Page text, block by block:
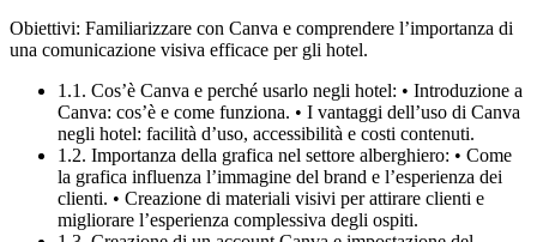
Obiettivi: Familiarizzare con Canva e comprendere l’importanza di
una comunicazione visiva efficace per gli hotel.
1.1. Cos’è Canva e perché usarlo negli hotel: • Introduzione a
Canva: cos’è e come funziona. • I vantaggi dell’uso di Canva
negli hotel: facilità d’uso, accessibilità e costi contenuti.
1.2. Importanza della grafica nel settore alberghiero: • Come
la grafica influenza l’immagine del brand e l’esperienza dei
clienti. • Creazione di materiali visivi per attirare clienti e
migliorare l’esperienza complessiva degli ospiti.